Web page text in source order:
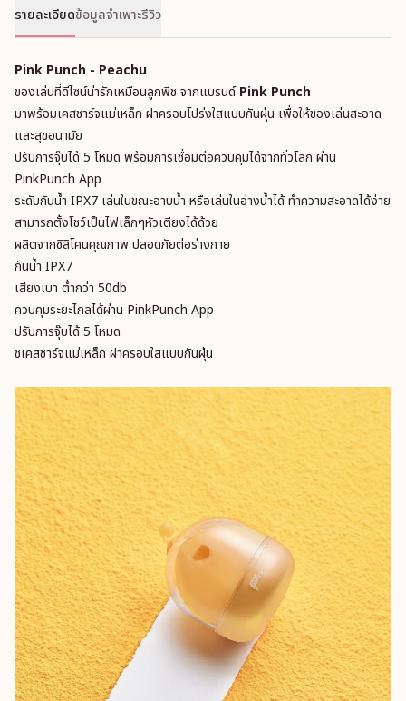
รายละเอียดข้อมูลจำเพาะรีวิว
Pink Punch - Peachu
ของเล่นที่ดีไซน์น่ารักเหมือนลูกพีช จากแบรนด์Pink Punch
มาพร้อมเคสชาร์จแม่เหล็ก ฝาครอบโปร่งใสแบบกันฝุ่น เพื่อให้ของเล่นสะอาด
และสุขอนามัย
ปรับการจุ๊บได้ 5 โหมด พร้อมการเชื่อมต่อควบคุมได้จากทั่วโลก ผ่าน
PinkPunch App
ระดับกันน้ำ IPX7 เล่นในขณะอาบน้ำ หรือเล่นในอ่างน้ำได้ ทำความสะอาดได้ง่าย
สามารถตั้งโชว์เป็นไฟเล็กๆหัวเตียงได้ด้วย
ผลิตจากซิลิโคนคุณภาพ ปลอดภัยต่อร่างกาย
กันน้ำ IPX7
เสียงเบา ต่ำกว่า 50db
ควบคุมระยะไกลได้ผ่าน PinkPunch App
ปรับการจุ๊บได้ 5 โหมด
ชเคสชาร์จแม่เหล็ก ฝาครอบใสแบบกันฝุ่น